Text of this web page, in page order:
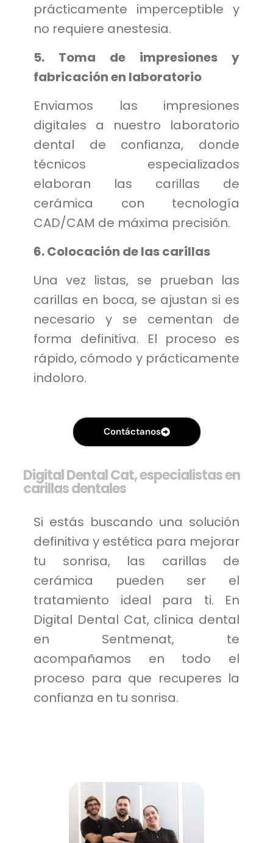
prácticamente imperceptible y
no requiere anestesia.
5. Toma de impresiones y
fabricación en laboratorio
Enviamos las impresiones
digitales a nuestro laboratorio
dental de confianza, donde
técnicos especializados
elaboran las carillas de
cerámica con tecnología
CAD/CAM de máxima precisión.
6. Colocación de las carillas
Una vez listas, se prueban las
carillas en boca, se ajustan si es
necesario y se cementan de
forma definitiva. El proceso es
rápido, cómodo y prácticamente
indoloro.
Contáctanos
Digital Dental Cat, especialistas en
carillas dentales
Si estás buscando una solución
definitiva y estética para mejorar
tu sonrisa, las carillas de
cerámica pueden ser el
tratamiento ideal para ti. En
Digital Dental Cat, clínica dental
en Sentmenat, te
acompañamos en todo el
proceso para que recuperes la
confianza en tu sonrisa.